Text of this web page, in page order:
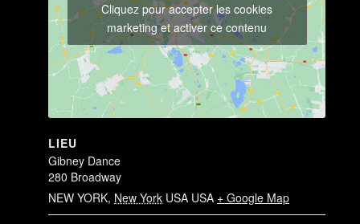
LIEU
Gibney Dance
280 Broadway
NEW YORK, New York USA USA + Google Map
Cliquez pour accepter les cookies
marketing et activer ce contenu